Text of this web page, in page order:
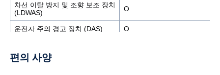
차선 이탈 방지 및 조향 보조 장치
(LDWAS)
Ο
운전자 주의 경고 장치 (DAS) Ο
편의 사양